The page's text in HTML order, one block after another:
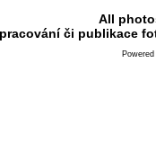
All
či publikace